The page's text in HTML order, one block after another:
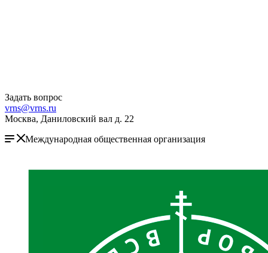
Задать вопрос
vrns@vrns.ru
Москва, Даниловский вал д. 22
Международная общественная организация